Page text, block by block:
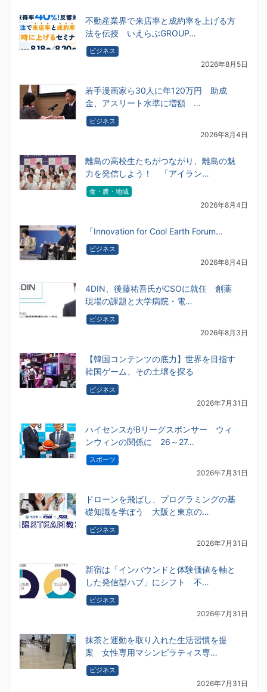
不動産業界で来店率と成約率を上げる方
法を伝授 いえらぶGROUP…
ビジネス
2026年8月5日
若手漫画家ら30人に年120万円 助成
金、アスリート水準に増額 …
ビジネス
2026年8月4日
離島の高校生たちがつながり、離島の魅
力を発信しよう！ 「アイラン…
食・農・地域
2026年8月4日
「Innovation for Cool Earth Forum…
ビジネス
2026年8月4日
4DIN、後藤祐吾氏がCSOに就任 創薬
現場の課題と大学病院・電…
ビジネス
2026年8月3日
【韓国コンテンツの底力】世界を目指す
韓国ゲーム、その土壌を探る
ビジネス
2026年7月31日
ハイセンスがBリーグスポンサー ウィ
ンウィンの関係に 26～27…
スポーツ
2026年7月31日
ドローンを飛ばし、プログラミングの基
礎知識を学ぼう 大阪と東京の…
ビジネス
2026年7月31日
新宿は「インバウンドと体験価値を軸と
した発信型ハブ」にシフト 不…
ビジネス
2026年7月31日
抹茶と運動を取り入れた生活習慣を提
案 女性専用マシンピラティス専…
ビジネス
2026年7月31日